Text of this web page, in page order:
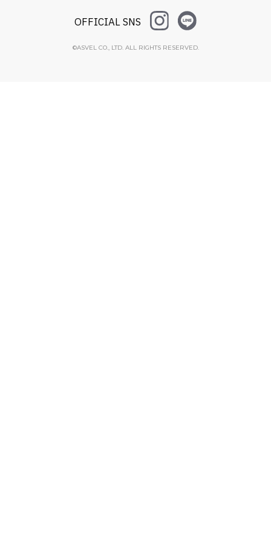
OFFICIAL SNS
©ASVEL CO., LTD. ALL RIGHTS RESERVED.